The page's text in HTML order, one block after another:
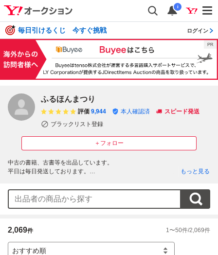
i
毎日引けるくじ 今すぐ挑戦 ログイン
ふるほんまつり
＋フォロー
評価 9,944 本人確認済
スピード発送
ブラックリスト登録
中古の書籍、古書等を出品しています。
平日は毎日発送しております。
よろしくお願いします。
--------------------------------------------
780-0818
09042376744
高知県公安委員会 第31010001962号
--------------------------------------------
もっと見る
2,069件 1 〜50件/2,069件
おすすめ順